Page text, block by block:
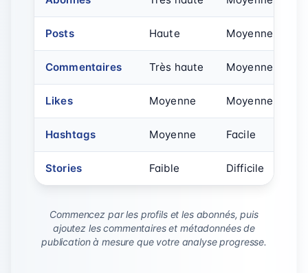
Posts Haute Moyenne
Commentaires Très haute Moyenne-
Likes Moyenne Moyenne
Hashtags Moyenne Facile
Stories Faible Difficile
Commencez par les profils et les abonnés, puis
ajoutez les commentaires et métadonnées de
publication à mesure que votre analyse progresse.